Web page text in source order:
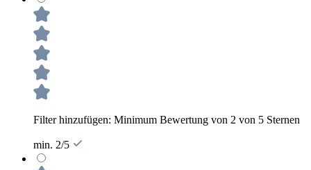
Filter hinzufügen: Minimum Bewertung von 2 von 5 Sternen
min. 2/5